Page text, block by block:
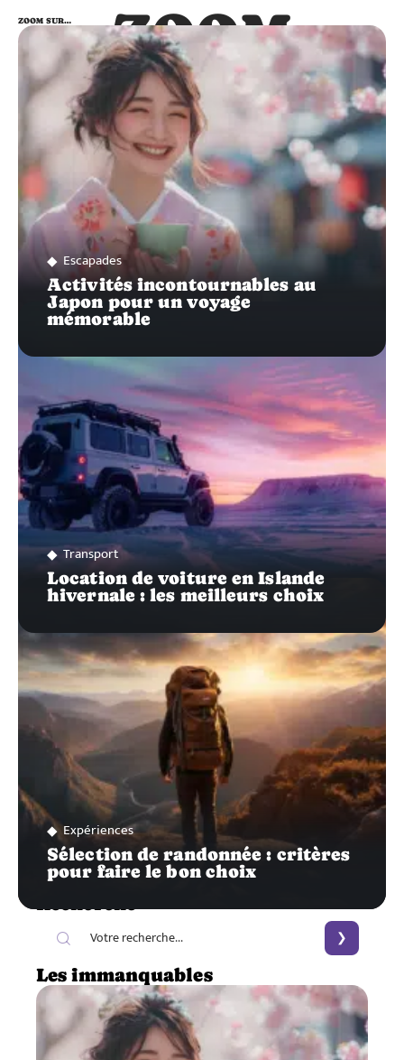
ZOOM
SUR…
ZOOM SUR…
Escapades
Activités incontournables au
Japon pour un voyage
mémorable
Transport
Location de voiture en Islande
hivernale : les meilleurs choix
Expériences
Sélection de randonnée : critères
pour faire le bon choix
Recherche
Les immanquables